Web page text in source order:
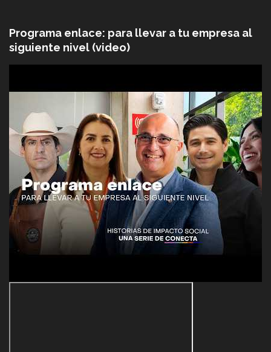
Programa enlace: para llevar a tu empresa al
siguiente nivel (video)